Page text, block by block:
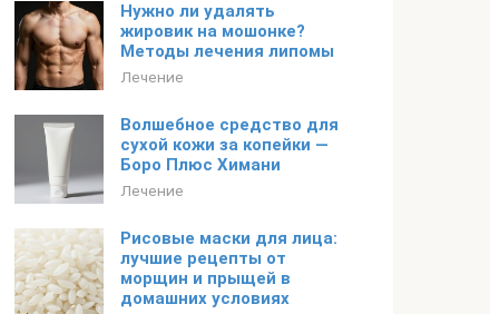
Нужно ли удалять
жировик на мошонке?
Методы лечения липомы
Лечение
Волшебное средство для
сухой кожи за копейки —
Боро Плюс Химани
Лечение
Рисовые маски для лица:
лучшие рецепты от
морщин и прыщей в
домашних условиях